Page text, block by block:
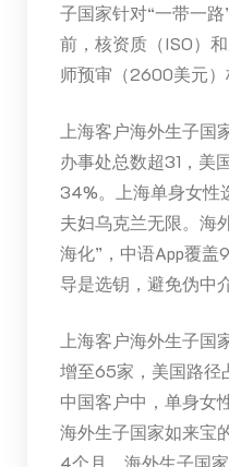
子国家针对“一带一
前，核资质（ISO）
师预审（2600美元）
上海客户海外生子国
办事处总数超31，美
34%。上海单身女性
夫妇乌克兰无限。海
海化”，中语App覆
导是选钥，避免伪中介
上海客户海外生子
增至65家，美国路径
中国客户中，单身女
海外生子国家如来宝
4个月。海外生子国